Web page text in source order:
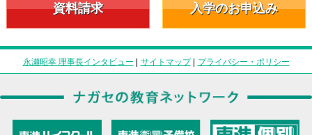
資料請求 入学のお申込み
永瀬昭幸 理事長インタビュー | サイトマップ| プライバシー・ポリシー